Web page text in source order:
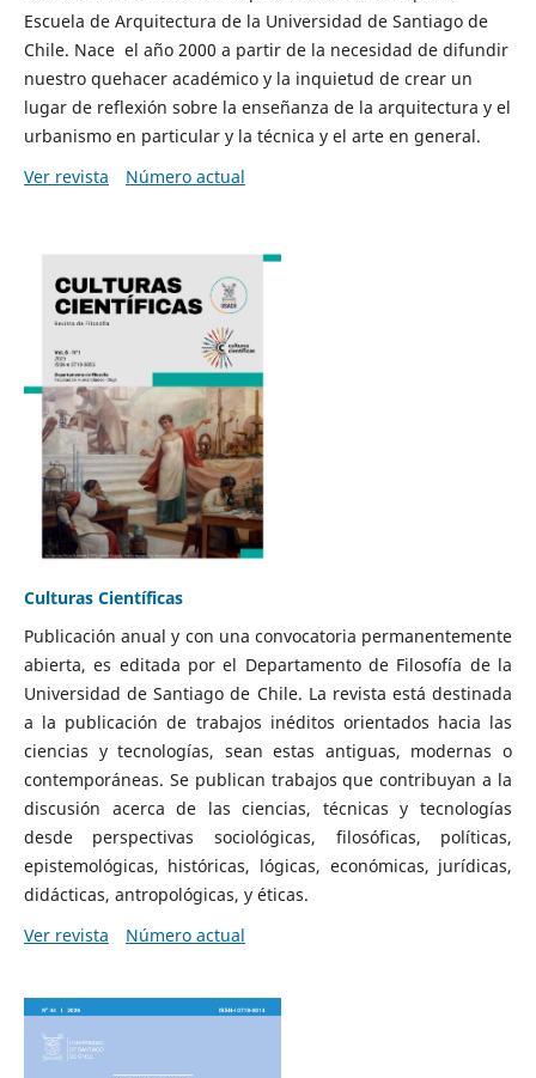
Escuela de Arquitectura de la Universidad de Santiago de
Chile. Nace el año 2000 a partir de la necesidad de difundir
nuestro quehacer académico y la inquietud de crear un
lugar de reflexión sobre la enseñanza de la arquitectura y el
urbanismo en particular y la técnica y el arte en general.
Ver revista
Número actual
Culturas Científicas
Publicación anual y con una convocatoria permanentemente
abierta, es editada por el Departamento de Filosofía de la
Universidad de Santiago de Chile. La revista está destinada
a la publicación de trabajos inéditos orientados hacia las
ciencias y tecnologías, sean estas antiguas, modernas o
contemporáneas. Se publican trabajos que contribuyan a la
discusión acerca de las ciencias, técnicas y tecnologías
desde perspectivas sociológicas, filosóficas, políticas,
epistemológicas, históricas, lógicas, económicas, jurídicas,
didácticas, antropológicas, y éticas.
Ver revista
Número actual